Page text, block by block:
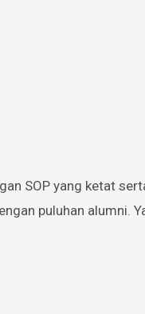
SOP yang ketat
puluhan alumni.